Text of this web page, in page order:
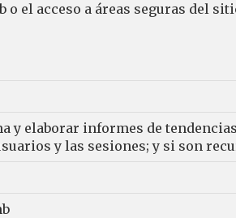
el acceso a áreas seguras del
y elaborar informes de
y las sesiones; y si son